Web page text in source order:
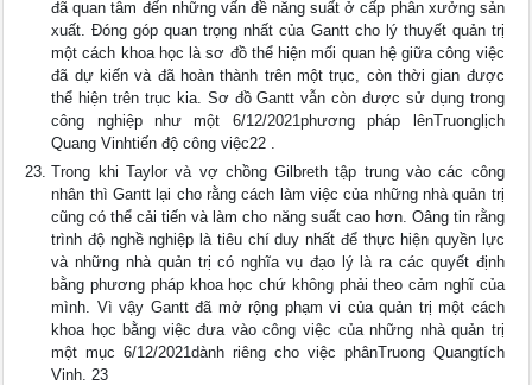
đã quan tâm đến những vấn đề năng suất ở cấp phân xưởng sản
xuất. Đóng góp quan trọng nhất của Gantt cho lý thuyết quản trị
một cách khoa học là sơ đồ thể hiện mối quan hệ giữa công việc
đã dự kiến và đã hoàn thành trên một trục, còn thời gian được
thể hiện trên trục kia. Sơ đồ Gantt vẫn còn được sử dụng trong
công nghiệp như một 6/12/2021phương pháp lênTruonglịch
Quang Vinhtiến độ công việc22 .
Trong khi Taylor và vợ chồng Gilbreth tập trung vào các công
nhân thì Gantt lại cho rằng cách làm việc của những nhà quản trị
cũng có thể cải tiến và làm cho năng suất cao hơn. Oâng tin rằng
trình độ nghề nghiệp là tiêu chí duy nhất để thực hiện quyền lực
và những nhà quản trị có nghĩa vụ đạo lý là ra các quyết định
bằng phương pháp khoa học chứ không phải theo cảm nghĩ của
mình. Vì vậy Gantt đã mở rộng phạm vi của quản trị một cách
khoa học bằng việc đưa vào công việc của những nhà quản trị
một mục 6/12/2021dành riêng cho việc phânTruong Quangtích
Vinh. 23